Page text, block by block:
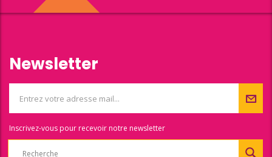
Newsletter
Inscrivez-vous pour recevoir notre newsletter